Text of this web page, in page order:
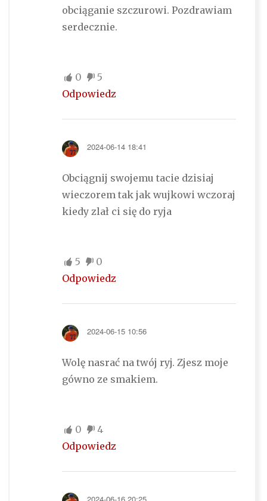
obciąganie szczurowi. Pozdrawiam
serdecznie.
0
5
Odpowiedz
2024-06-14 18:41
Obciągnij swojemu tacie dzisiaj
wieczorem tak jak wujkowi wczoraj
kiedy zlał ci się do ryja
5
0
Odpowiedz
2024-06-15 10:56
Wolę nasrać na twój ryj. Zjesz moje
gówno ze smakiem.
0
4
Odpowiedz
2024-06-16 20:25